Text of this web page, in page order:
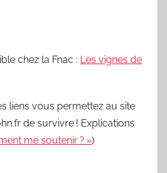
chez la Fnac : Les vignes de
liens vous permettez au site
de survivre ! Explications
me soutenir ? »)